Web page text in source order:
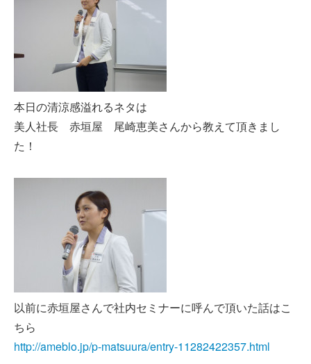
本日の清涼感溢れるネタは
美人社長 赤垣屋 尾崎恵美さんから教えて頂きまし
た！
以前に赤垣屋さんで社内セミナーに呼んで頂いた話はこ
ちら
http://ameblo.jp/p-matsuura/entry-11282422357.html